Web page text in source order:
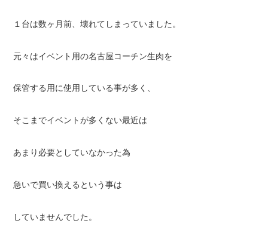
１台は数ヶ月前、壊れてしまっていました。
元々はイベント用の名古屋コーチン生肉を
保管する用に使用している事が多く、
そこまでイベントが多くない最近は
あまり必要としていなかった為
急いで買い換えるという事は
していませんでした。